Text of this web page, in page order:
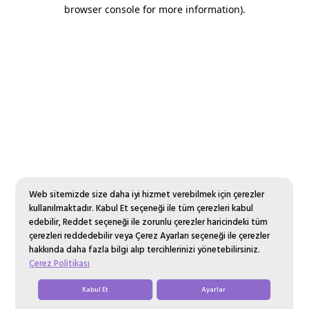
Web sitemizde size daha iyi hizmet verebilmek için çerezler
kullanılmaktadır. Kabul Et seçeneği ile tüm çerezleri kabul
edebilir, Reddet seçeneği ile zorunlu çerezler haricindeki tüm
çerezleri reddedebilir veya Çerez Ayarları seçeneği ile çerezler
hakkında daha fazla bilgi alıp tercihlerinizi yönetebilirsiniz.
Çerez Politikası
Kabul Et Ayarlar
browser console for more information).